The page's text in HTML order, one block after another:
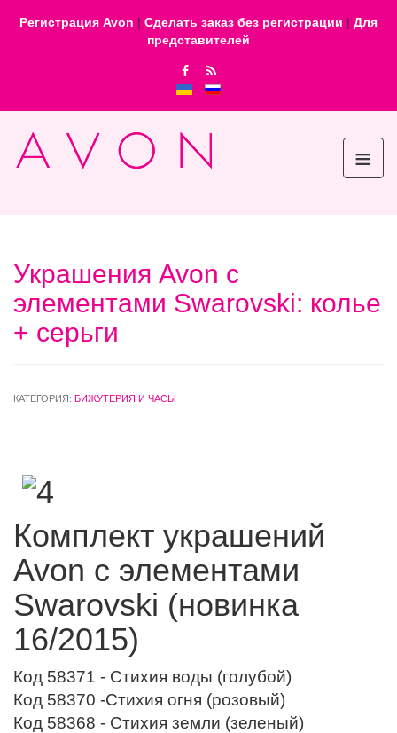
Регистрация Avon | Сделать заказ без регистрации | Для
представителей
≡
Украшения Avon с
элементами Swarovski: колье
+ серьги
КАТЕГОРИЯ: БИЖУТЕРИЯ И ЧАСЫ
Комплект украшений
Avon с элементами
Swarovski (новинка
16/2015)
Код 58371 - Стихия воды (голубой)
Код 58370 -Стихия огня (розовый)
Код 58368 - Стихия земли (зеленый)